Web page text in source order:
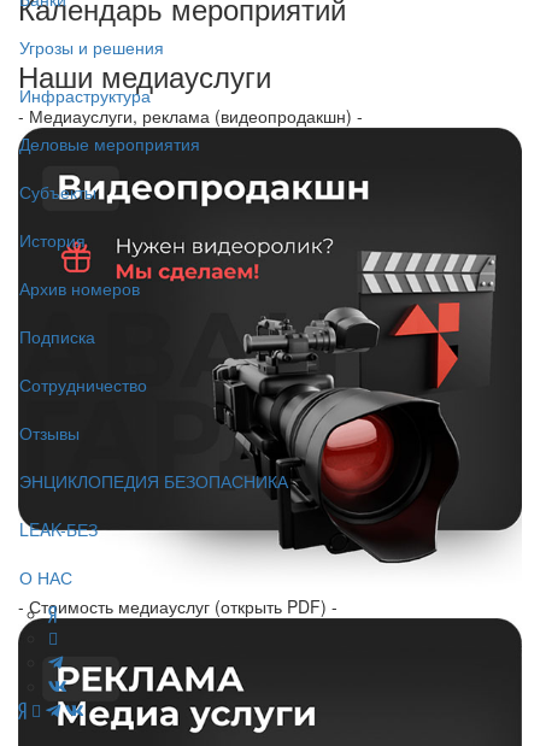
Угрозы и решения
Инфраструктура
Деловые мероприятия
Субъекты
История
Архив номеров
Подписка
Сотрудничество
Отзывы
ЭНЦИКЛОПЕДИЯ БЕЗОПАСНИКА
LEAK-БЕЗ
О НАС
Наши медиауслуги
- Медиауслуги, реклама (видеопродакшн) -
- Стоимость медиауслуг (открыть PDF) -